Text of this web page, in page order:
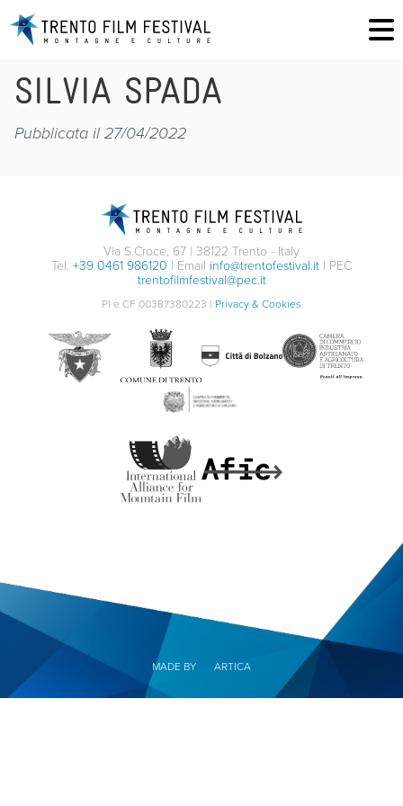
SILVIA SPADA
Pubblicata il 27/04/2022
Via S.Croce, 67 | 38122 Trento - Italy
Tel. +39 0461 986120 | Email info@trentofestival.it | PEC
trentofilmfestival@pec.it
PI e CF 00387380223 | Privacy & Cookies
MADE BY ARTICA